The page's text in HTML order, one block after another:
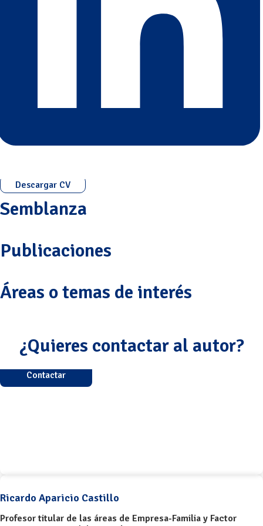
Descargar CV
Semblanza
Publicaciones
Áreas o temas de interés
¿Quieres contactar al autor?
Contactar
Ricardo Aparicio Castillo
Profesor titular de las áreas de Empresa-Familia y Factor